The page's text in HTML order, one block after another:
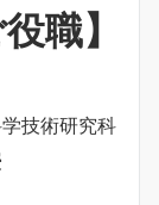
職】
技術研究科